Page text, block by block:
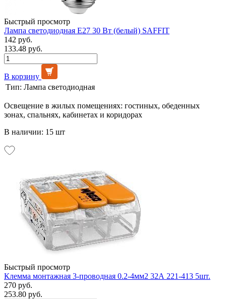
Быстрый просмотр
Лампа светодиодная Е27 30 Вт (белый) SAFFIT
142 руб.
133.48 руб.
В корзину
Тип: Лампа светодиодная
Освещение в жилых помещениях: гостиных, обеденных
зонах, спальнях, кабинетах и коридорах
В наличии: 15 шт
Быстрый просмотр
Клемма монтажная 3-проводная 0.2-4мм2 32А 221-413 5шт.
270 руб.
253.80 руб.